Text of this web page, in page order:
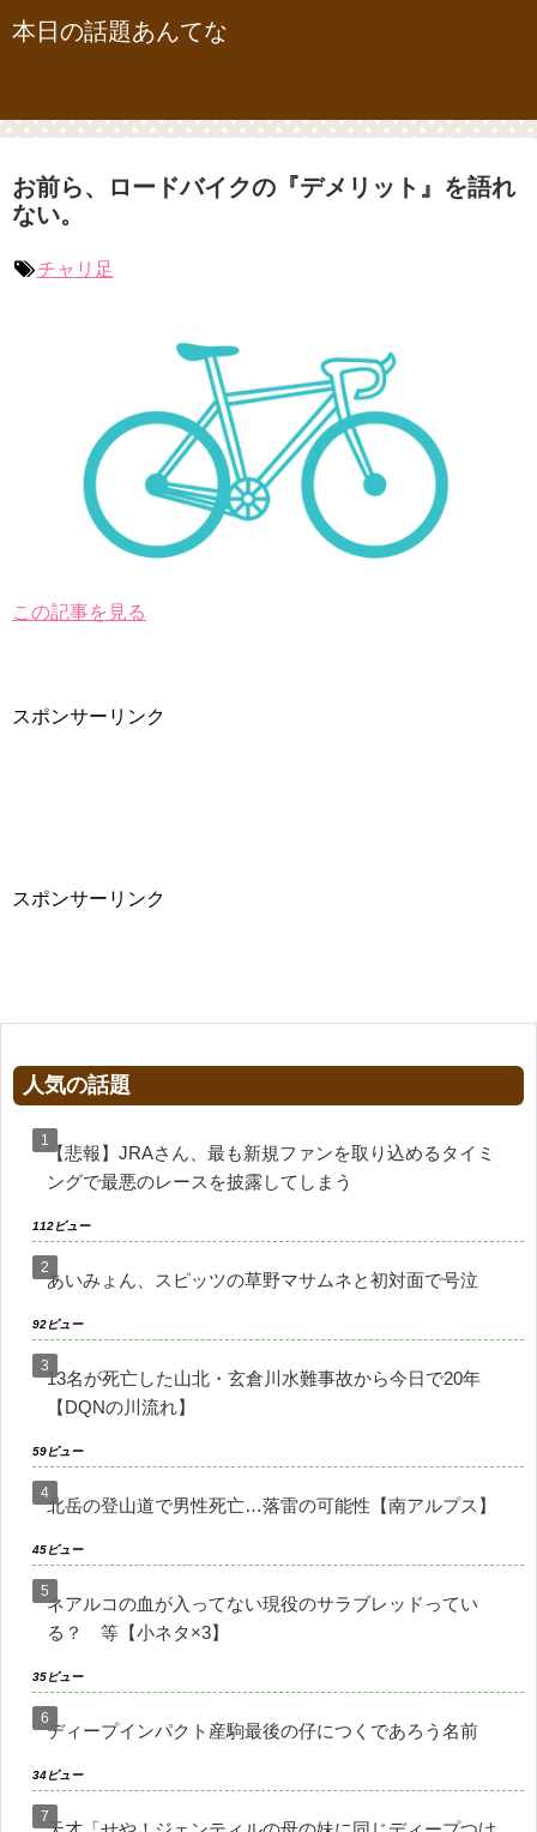
本日の話題あんてな
お前ら、ロードバイクの『デメリット』を語れ
ない。
チャリ足
この記事を見る
スポンサーリンク
スポンサーリンク
人気の話題
【悲報】JRAさん、最も新規ファンを取り込めるタイミ
ングで最悪のレースを披露してしまう
112ビュー
あいみょん、スピッツの草野マサムネと初対面で号泣
92ビュー
13名が死亡した山北・玄倉川水難事故から今日で20年
【DQNの川流れ】
59ビュー
北岳の登山道で男性死亡…落雷の可能性【南アルプス】
45ビュー
ネアルコの血が入ってない現役のサラブレッドってい
る？ 等【小ネタ×3】
35ビュー
ディープインパクト産駒最後の仔につくであろう名前
34ビュー